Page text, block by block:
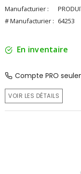
Manufacturier :
# Manufacturier : 64253
En inventaire
Compte PRO
VOIR LES DÉTAILS